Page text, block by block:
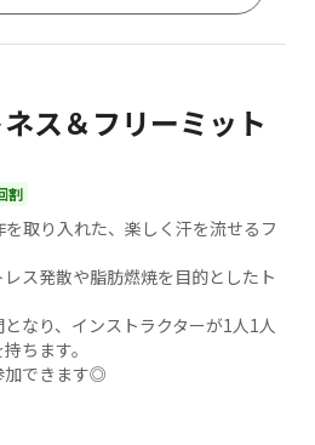
ス＆フリーミット
割
取り入れた、楽しく汗を流せるフ
ス発散や脂肪燃焼を目的としたト
なり、インストラクターが1人1人
ちます。
加できます◎